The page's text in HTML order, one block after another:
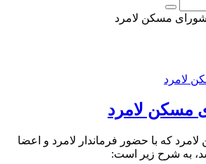
مسکن لامرد
مسکن لامرد
که با حضور فرماندار لامرد و اعضا
به شرح زیر است: